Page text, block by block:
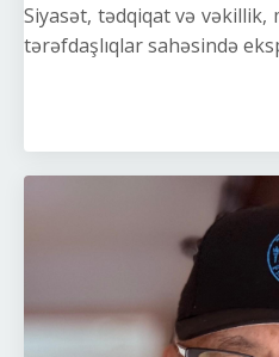
Siyasət, tədqiqat və
tərəfdaşlıqlar sahəsində